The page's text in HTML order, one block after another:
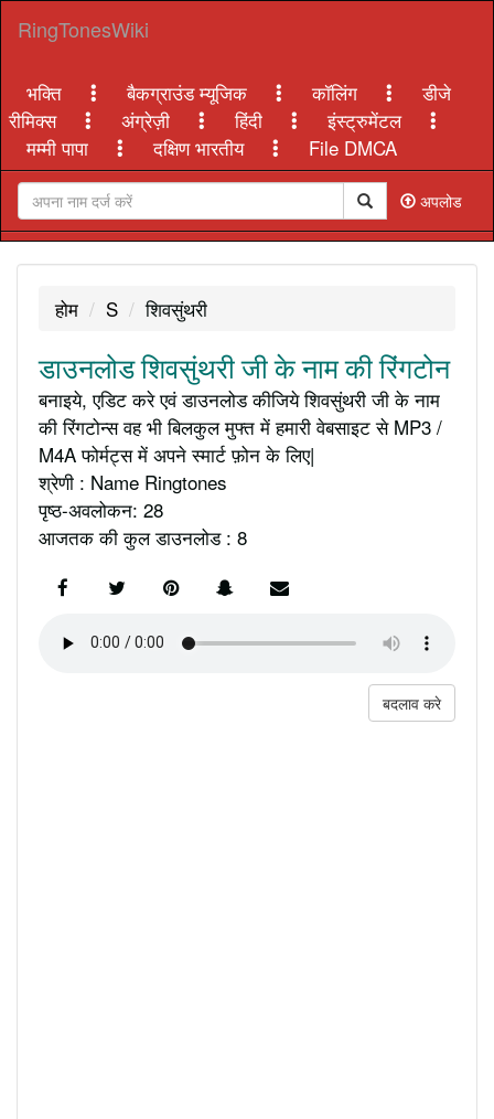
RingTonesWiki
भक्ति बैकग्राउंड म्यूजिक कॉलिंग
डीजे
रीमिक्स
अंग्रेज़ी हिंदी
इंस्ट्रुमेंटल
मम्मी पापा
दक्षिण भारतीय File DMCA
अपलोड
होम S शिवसुंथरी
डाउनलोड शिवसुंथरी जी के नाम की रिंगटोन
बनाइये, एडिट करे एवं डाउनलोड कीजिये शिवसुंथरी जी के नाम
की रिंगटोन्स वह भी बिलकुल मुफ्त में हमारी वेबसाइट से MP3 /
M4A फोर्मट्स में अपने स्मार्ट फ़ोन के लिए|
श्रेणी : Name Ringtones
पृष्ठ-अवलोकन: 28
आजतक की कुल डाउनलोड : 8
बदलाव करे